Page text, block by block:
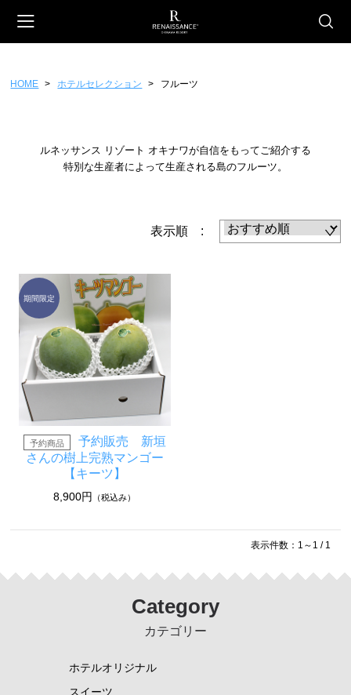
会員登録 マイページ カート
ホテルオリジナル
ギフトチケット
ホテルセレクション
フード
スイーツ
工芸品
グッドバリューセット
フルーツ
NEUTRALWORKS.
コンディショニング
ビューティー ＆ ヘルスケア
フレグランス
HOME ホテルセレクション フルーツ
ルネッサンス リゾート オキナワが自信をもってご紹介する
特別な生産者によって生産される島のフルーツ。
表示順 :
予約販売 新垣
さんの樹上完熟マンゴー
【キーツ】
8,900円 （税込み）
表示件数：1～1 / 1
Category
カテゴリー
ホテルオリジナル
スイーツ